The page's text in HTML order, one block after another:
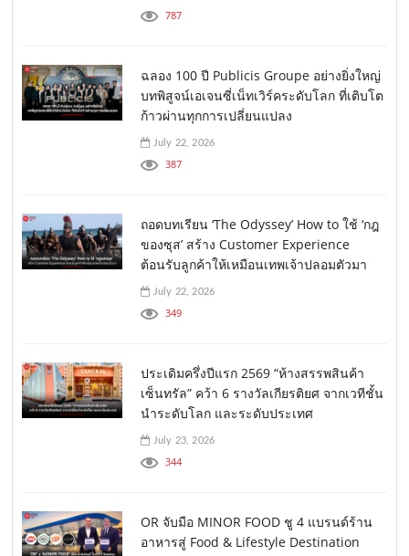
787
ฉลอง 100 ปี Publicis Groupe อย่างยิ่งใหญ่
บทพิสูจน์เอเจนซี่เน็ทเวิร์คระดับโลก ที่เติบโต
ก้าวผ่านทุกการเปลี่ยนแปลง
July 22, 2026
387
ถอดบทเรียน ‘The Odyssey’ How to ใช้ ‘กฎ
ของซุส’ สร้าง Customer Experience
ต้อนรับลูกค้าให้เหมือนเทพเจ้าปลอมตัวมา
July 22, 2026
349
ประเดิมครึ่งปีแรก 2569 “ห้างสรรพสินค้า
เซ็นทรัล” คว้า 6 รางวัลเกียรติยศ จากเวทีชั้น
นำระดับโลก และระดับประเทศ
July 23, 2026
344
OR จับมือ MINOR FOOD ชู 4 แบรนด์ร้าน
อาหารสู่ Food & Lifestyle Destination